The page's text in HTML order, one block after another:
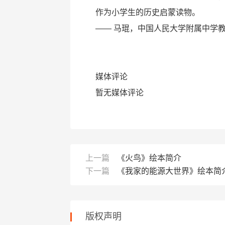
作为小学生的历史启蒙读物。
—— 马琨，中国人民大学附属中学
媒体评论
暂无媒体评论
上一篇
《火鸟》绘本简介
下一篇
《我家的能源大世界》绘本简
版权声明